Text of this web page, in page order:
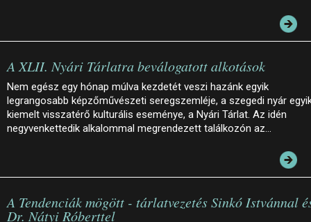
A XLII. Nyári Tárlatra beválogatott alkotások
Nem egész egy hónap múlva kezdetét veszi hazánk egyik
legrangosabb képzőművészeti seregszemléje, a szegedi nyár
kiemelt visszatérő kulturális eseménye, a Nyári Tárlat. Az idén
negyvenkettedik alkalommal megrendezett találkozón az…
A Tendenciák mögött - tárlatvezetés Sinkó Istvánnal
Dr. Nátyi Róberttel